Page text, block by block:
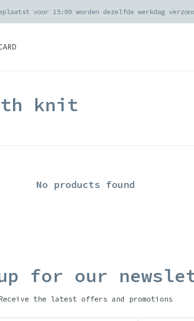
voor 15:00 worden dezelfde werkdag
knit
No products found
for our
the latest offers and promotions